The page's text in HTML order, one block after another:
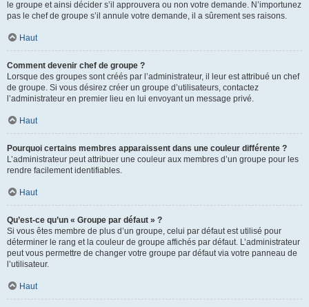
le groupe et ainsi décider s’il approuvera ou non votre demande. N’importunez
pas le chef de groupe s’il annule votre demande, il a sûrement ses raisons.
Haut
Comment devenir chef de groupe ?
Lorsque des groupes sont créés par l’administrateur, il leur est attribué un chef
de groupe. Si vous désirez créer un groupe d’utilisateurs, contactez
l’administrateur en premier lieu en lui envoyant un message privé.
Haut
Pourquoi certains membres apparaissent dans une couleur différente ?
L’administrateur peut attribuer une couleur aux membres d’un groupe pour les
rendre facilement identifiables.
Haut
Qu’est-ce qu’un « Groupe par défaut » ?
Si vous êtes membre de plus d’un groupe, celui par défaut est utilisé pour
déterminer le rang et la couleur de groupe affichés par défaut. L’administrateur
peut vous permettre de changer votre groupe par défaut via votre panneau de
l’utilisateur.
Haut